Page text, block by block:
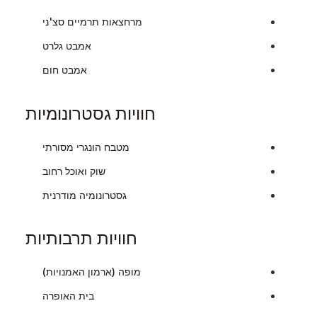
מרחצאות תרמיים סצ'ני
אמבט גלרט
אמבט חום
חוויות גסטרונומיות
מטבח הונגרי מסורתי
שוק ואוכל רחוב
גסטרונומיה מודרנית
חוויות תרבותיות
מופה (ארמון האמנויות)
בית האופרה